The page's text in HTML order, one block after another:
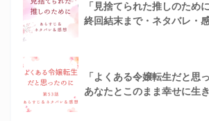
「見捨てられた推しのため
終回結末まで・ネタバレ・
「よくある令嬢転生だと思
あなたとこのまま幸せに生